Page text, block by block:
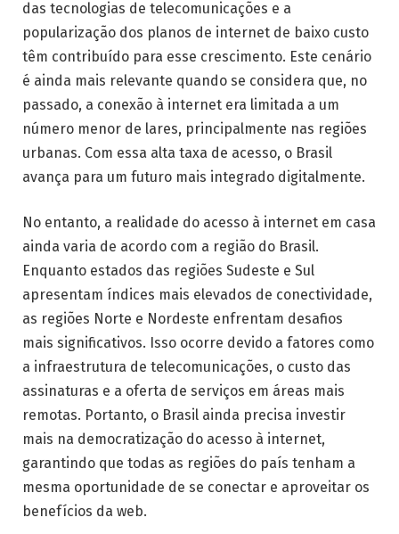
das tecnologias de telecomunicações e a
popularização dos planos de internet de baixo custo
têm contribuído para esse crescimento. Este cenário
é ainda mais relevante quando se considera que, no
passado, a conexão à internet era limitada a um
número menor de lares, principalmente nas regiões
urbanas. Com essa alta taxa de acesso, o Brasil
avança para um futuro mais integrado digitalmente.
No entanto, a realidade do acesso à internet em casa
ainda varia de acordo com a região do Brasil.
Enquanto estados das regiões Sudeste e Sul
apresentam índices mais elevados de conectividade,
as regiões Norte e Nordeste enfrentam desafios
mais significativos. Isso ocorre devido a fatores como
a infraestrutura de telecomunicações, o custo das
assinaturas e a oferta de serviços em áreas mais
remotas. Portanto, o Brasil ainda precisa investir
mais na democratização do acesso à internet,
garantindo que todas as regiões do país tenham a
mesma oportunidade de se conectar e aproveitar os
benefícios da web.